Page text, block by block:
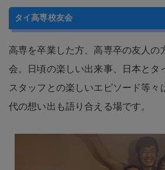
会。日頃の楽しい出来事、日本とタ